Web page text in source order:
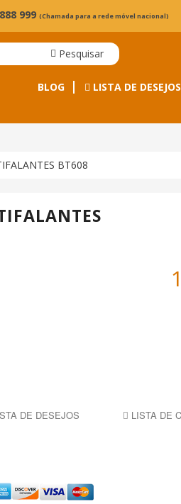
999 (Chamada para a rede móvel nacional)
Pesquisar
BLOG LISTA DE DESEJOS
BT608
DE DESEJOS LISTA DE